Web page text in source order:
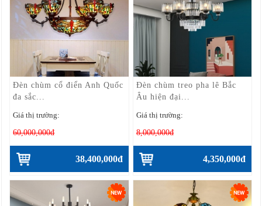
Đèn chùm cổ điển Anh Quốc
đa sắc...
Giá thị trường:
60,000,000đ
38,400,000đ
Đèn chùm treo pha lê Bắc
Âu hiện đại...
Giá thị trường:
8,000,000đ
4,350,000đ